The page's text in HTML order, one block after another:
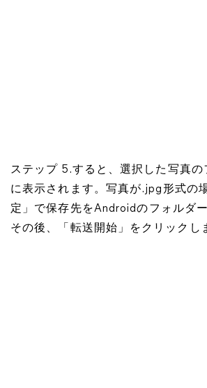
ステップ 5.すると、選択した写真の
に表示されます。写真が.jpg形式の
定」で保存先をAndroidのフォルダ
その後、「転送開始」をクリックし